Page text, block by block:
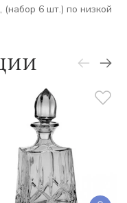
6 шт.) по низкой